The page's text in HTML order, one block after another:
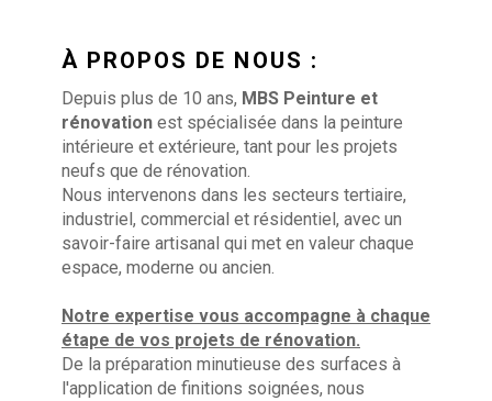
À PROPOS DE NOUS :
Depuis plus de 10 ans, MBS Peinture et
rénovation est spécialisée dans la peinture
intérieure et extérieure, tant pour les projets
neufs que de rénovation.
Nous intervenons dans les secteurs tertiaire,
industriel, commercial et résidentiel, avec un
savoir-faire artisanal qui met en valeur chaque
espace, moderne ou ancien.
Notre expertise vous accompagne à chaque
étape de vos projets de rénovation.
De la préparation minutieuse des surfaces à
l'application de finitions soignées, nous